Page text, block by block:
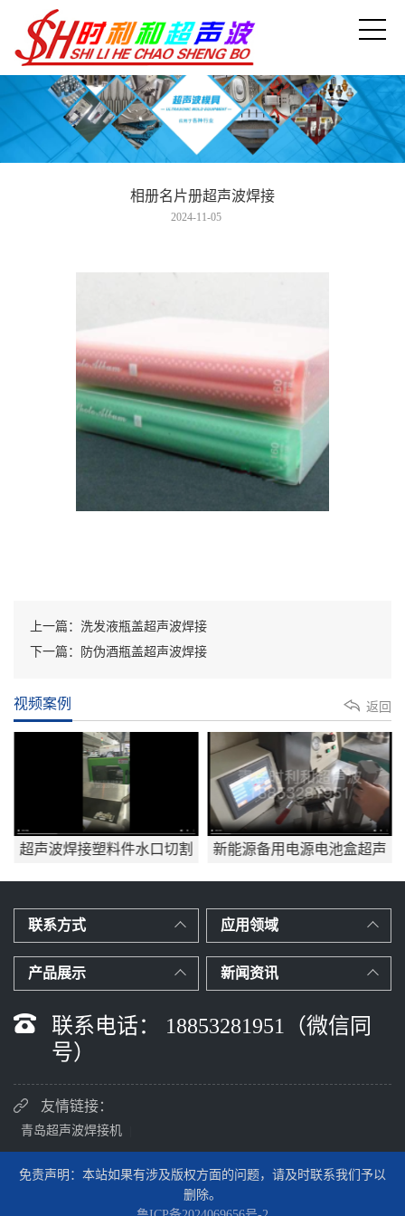
相册名片册超声波焊接
2024-11-05
上一篇：洗发液瓶盖超声波焊接
下一篇：防伪酒瓶盖超声波焊接
视频案例 返回
超声波焊接塑料件水口切割
新能源备用电源电池盒超声
联系方式 应用领域
产品展示 新闻资讯
联系电话： 18853281951（微信同
号）
友情链接：
青岛超声波焊接机
免责声明：本站如果有涉及版权方面的问题，请及时联系我们予以
删除。